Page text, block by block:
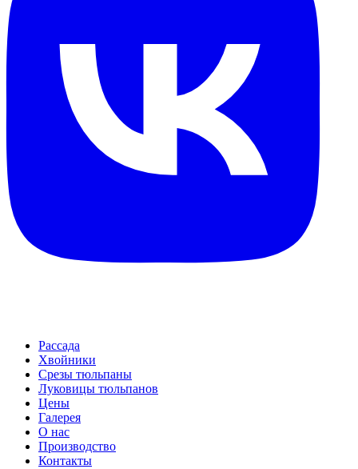
Рассада
Хвойники
Срезы тюльпаны
Луковицы тюльпанов
Цены
Галерея
О нас
Производство
Контакты